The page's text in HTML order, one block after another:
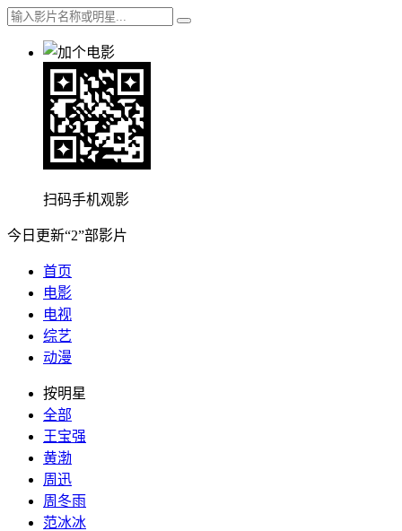
扫码手机观影
今日更新“2”部影片
首页
电影
电视
综艺
动漫
按明星
全部
王宝强
黄渤
周迅
周冬雨
范冰冰